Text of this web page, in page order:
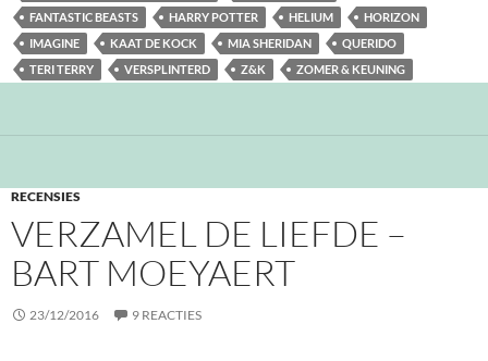
FANTASTIC BEASTS
HARRY POTTER HELIUM
HORIZON
IMAGINE
KAAT DE KOCK MIA SHERIDAN
QUERIDO
TERI TERRY
VERSPLINTERD Z&K ZOMER & KEUNING
RECENSIES
VERZAMEL DE LIEFDE –
BART MOEYAERT
23/12/2016 9 REACTIES